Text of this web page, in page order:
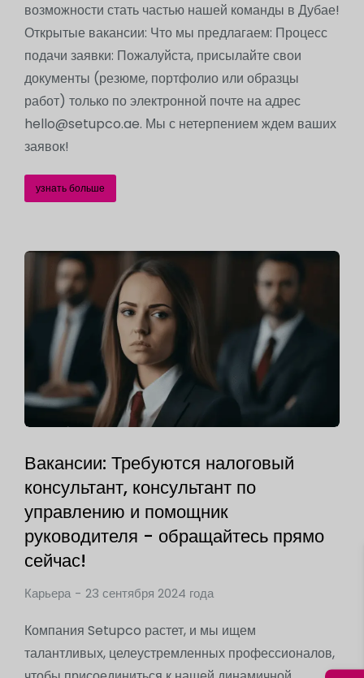
возможности стать частью нашей команды в Дубае!
Открытые вакансии: Что мы предлагаем: Процесс
подачи заявки: Пожалуйста, присылайте свои
документы (резюме, портфолио или образцы
работ) только по электронной почте на адрес
hello@setupco.ae. Мы с нетерпением ждем ваших
заявок!
узнать больше
Вакансии: Требуются налоговый
консультант, консультант по
управлению и помощник
руководителя - обращайтесь прямо
сейчас!
Карьера 23 сентября 2024 года
Компания Setupco растет, и мы ищем
талантливых, целеустремленных профессионалов,